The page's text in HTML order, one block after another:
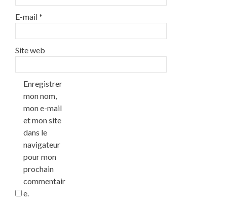
E-mail*
Site web
Enregistrer
mon nom,
mon e-mail
et mon site
dans le
navigateur
pour mon
prochain
commentair
e.